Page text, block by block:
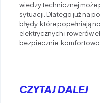
wiedzy technicznej
sytuacji. Dlatego już na
błędy, które popełniają
elektrycznych i rowerów
bezpiecznie, komfortowo
CZYTAJ DALEJ